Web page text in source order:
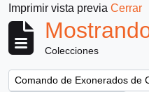
Imprimir vista previa Cerrar
Colecciones
Remove filter:
Comando de Exonerados de